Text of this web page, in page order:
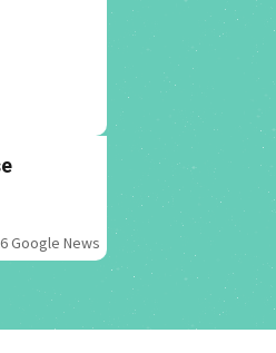
Google News